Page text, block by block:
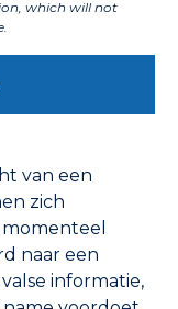
kant van
gevallen waarbij
u de leiding
which will not
van een
zich
naar een
informatie,